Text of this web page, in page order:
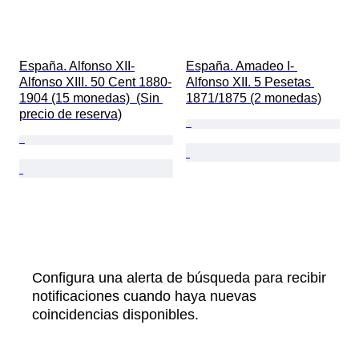
España. Alfonso XII-
Alfonso XIII. 50 Cent 1880-
1904 (15 monedas)  (Sin
precio de reserva)
España. Amadeo I-
Alfonso XII. 5 Pesetas
1871/1875 (2 monedas)
Configura una alerta de búsqueda para recibir
notificaciones cuando haya nuevas
coincidencias disponibles.